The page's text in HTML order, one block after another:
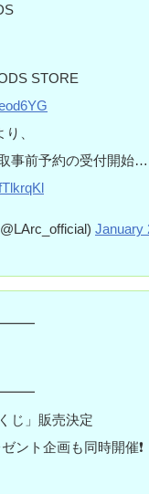
STORE
、
事前予約の受付開始️…
January
じ」販売決定
ント企画も同時開催❗️